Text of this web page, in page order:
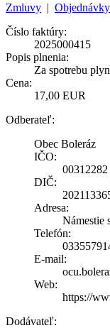
Zmluvy | Objednávky
Číslo faktúry:
2025000415
Popis plnenia:
Za spotrebu
Cena:
17,00 EUR
Odberateľ:
Obec Boleráz
IČO:
00312282
DIČ:
Adresa:
Námestie
Telefón:
E-mail:
Web:
https://
Dodávateľ: